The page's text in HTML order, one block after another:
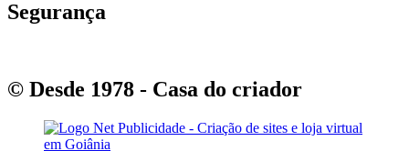
Segurança
© Desde 1978 - Casa do criador